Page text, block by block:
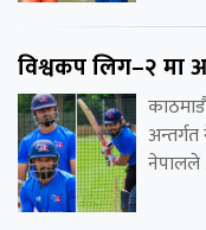
विश्वकप लिग–२ मा